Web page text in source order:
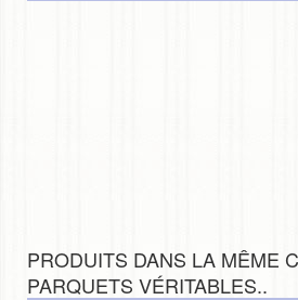
PRODUITS DANS LA MÊME
PARQUETS VÉRITABLES..